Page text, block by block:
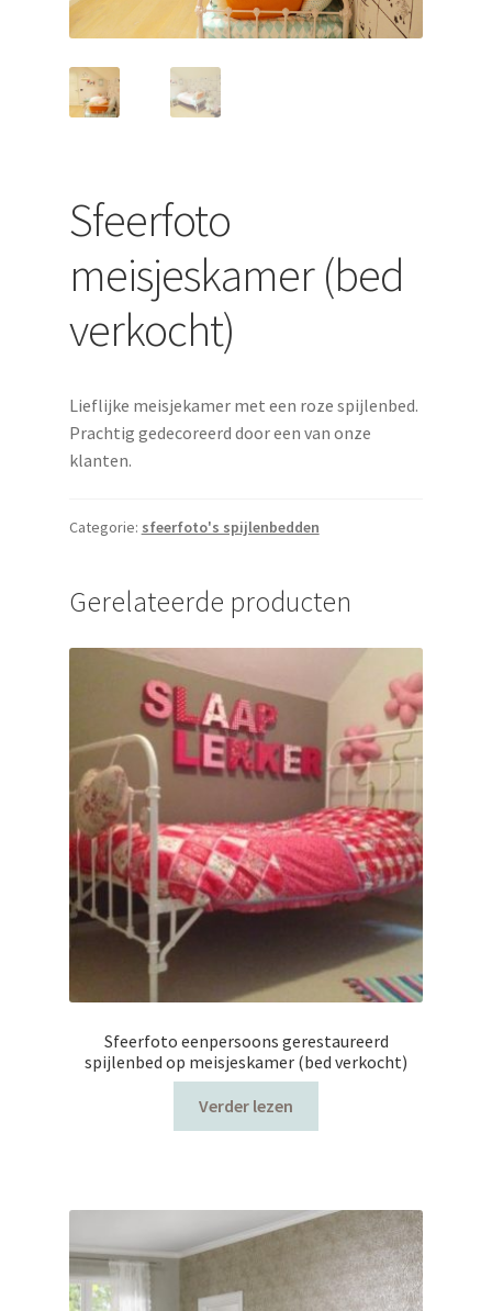
Sfeerfoto
meisjeskamer (bed
verkocht)
Lieflijke meisjekamer met een roze spijlenbed.
Prachtig gedecoreerd door een van onze
klanten.
Categorie: sfeerfoto's spijlenbedden
Gerelateerde producten
Sfeerfoto eenpersoons gerestaureerd
spijlenbed op meisjeskamer (bed verkocht)
Verder lezen